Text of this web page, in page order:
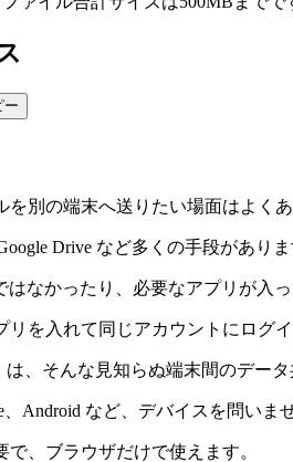
ー
別の端末へ送りたい場面はよくあ
Drive など多くの手段がありま
はなかったり、必要なアプリが入
を入れて同じアカウントにログ
は、そんな見知らぬ端末間のデー
Android など、デバイスを問いませ
、ブラウザだけで使えます。